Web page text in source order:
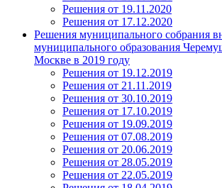
Решения от 19.11.2020
Решения от 17.12.2020
Решения муниципального собрания
муниципального образования
Москве в 2019 году
Решения от 19.12.2019
Решения от 21.11.2019
Решения от 30.10.2019
Решения от 17.10.2019
Решения от 19.09.2019
Решения от 07.08.2019
Решения от 20.06.2019
Решения от 28.05.2019
Решения от 22.05.2019